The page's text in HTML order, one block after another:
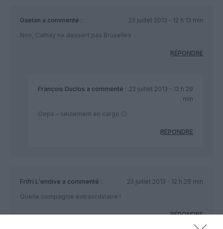
Gaetan a commenté :
23 juillet 2013 - 12 h 13 min
Non, Cathay ne dessert pas Bruxelles
RÉPONDRE
François Duclos a commenté : 23 juillet 2013 - 12 h 29
min
Oops – seulement en cargo 🙁
RÉPONDRE
Frifri L'endive a commenté :
23 juillet 2013 - 12 h 29 min
Quelle compagnie extraordinaire !
RÉPONDRE